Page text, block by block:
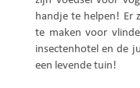
handje te helpen! Er
te maken voor
insectenhotel en de
een levende tuin!